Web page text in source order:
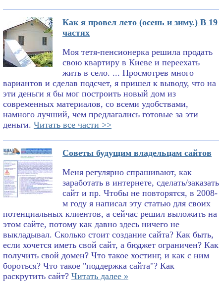
Как я провел лето (осень и зиму.) В 19
частях
Моя тетя-пенсионерка решила продать
свою квартиру в Киеве и переехать
жить в село. ... Просмотрев много
вариантов и сделав подсчет, я пришел к выводу, что на
эти деньги я бы мог построить новый дом из
современных материалов, со всеми удобствами,
намного лучший, чем предлагались готовые за эти
деньги. Читать все части >>
Советы будущим владельцам сайтов
Меня регулярно спрашивают, как
заработать в интернете, сделать/заказать
сайт и пр. Чтобы не повторятся, в 2008-
м году я написал эту статью для своих
потенциальных клиентов, а сейчас решил выложить на
этом сайте, потому как давно здесь ничего не
выкладывал. Сколько стоит создание сайта? Как быть,
если хочется иметь свой сайт, а бюджет ограничен? Как
получить свой домен? Что такое хостинг, и как с ним
бороться? Что такое "поддержка сайта"? Как
раскрутить сайт? Читать далее »